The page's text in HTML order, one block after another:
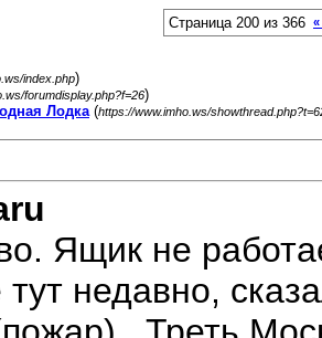
Страница 200 из 366 «
index.php)
forumdisplay.php?f=26)
Лодка(https://www.imho.ws/
Ящик не
недавно,